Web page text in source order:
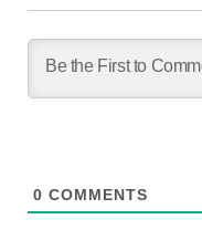
0 COMMENTS